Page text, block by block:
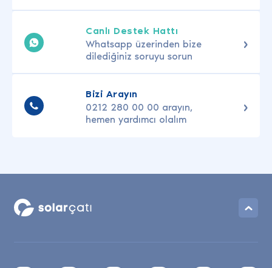
Canlı Destek Hattı
Whatsapp üzerinden bize
dilediğiniz soruyu sorun
Bizi Arayın
0212 280 00 00 arayın,
hemen yardımcı olalım